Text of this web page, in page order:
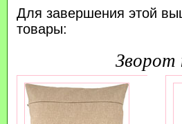
Для завершения этой
товары: